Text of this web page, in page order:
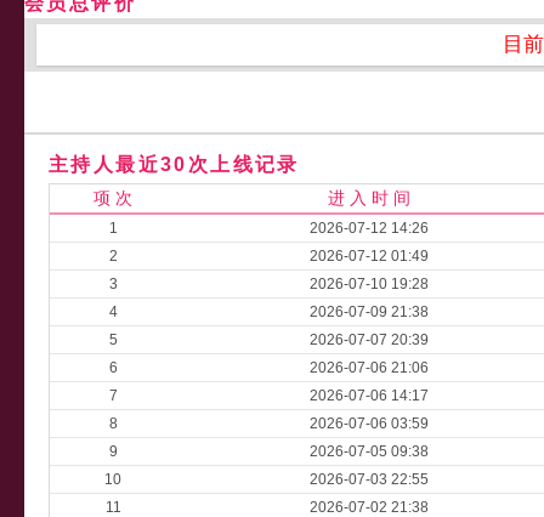
目
主持人最近30次上线记录
项 次 进 入 时 间
1
2026-07-12 14:26
2
2026-07-12 01:49
3
2026-07-10 19:28
4
2026-07-09 21:38
5
2026-07-07 20:39
6
2026-07-06 21:06
7
2026-07-06 14:17
8
2026-07-06 03:59
9
2026-07-05 09:38
10
2026-07-03 22:55
11
2026-07-02 21:38